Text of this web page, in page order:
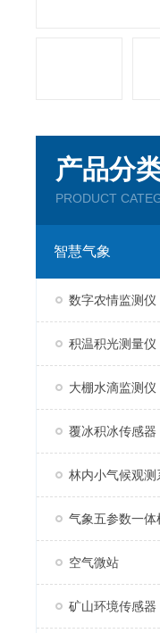
产品分
PRODUCT
智慧气象
数字农情监测仪
积温积光测量仪
大棚水滴监测仪
覆冰积冰传感器
林内小气候观测
气象五参数一体
空气微站
矿山环境传感器